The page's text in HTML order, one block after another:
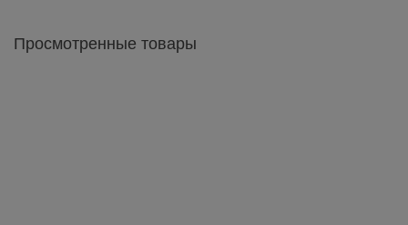
Просмотренные товары